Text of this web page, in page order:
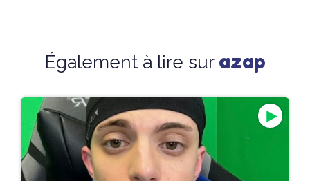
Également à lire sur azap